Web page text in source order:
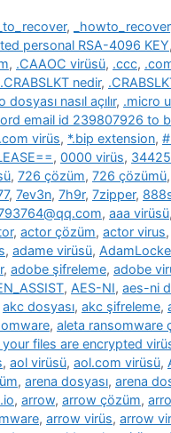
, _howto_recover
personal RSA-4096 KEY,
, .CAAOC virüsü, .ccc,
.CRABSLKT nedir,
dosyası nasıl açılır, .micro
email id 239807926 to
virüs, *.bip extension,
, 0000 virüs,
, 726 çözüm, 726 çözümü,
, 7ev3n, 7h9r, 7zipper,
, aaa virüsü,
, actor çözüm, actor virus,
, adame virüsü,
, adobe şifreleme, adobe
, AES-NI, aes-ni
akc dosyası, akc şifreleme,
, aleta ransomware
your files are encrypted
, aol virüsü, aol.com virüsü,
, arena dosyası, arena
, arrow, arrow çözüm,
, arrow virüs, arrow